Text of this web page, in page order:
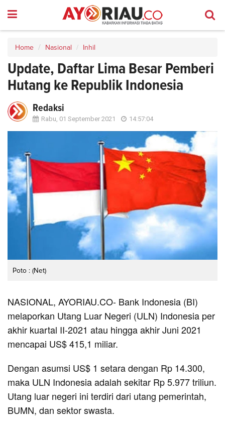
Home Nasional Inhil
Update, Daftar Lima Besar Pemberi
Hutang ke Republik Indonesia
Redaksi
Rabu, 01 September 2021 14:57:04
Poto : (Net)
NASIONAL, AYORIAU.CO- Bank Indonesia (BI)
melaporkan Utang Luar Negeri (ULN) Indonesia per
akhir kuartal II-2021 atau hingga akhir Juni 2021
mencapai US$ 415,1 miliar.
Dengan asumsi US$ 1 setara dengan Rp 14.300,
maka ULN Indonesia adalah sekitar Rp 5.977 triliun.
Utang luar negeri ini terdiri dari utang pemerintah,
BUMN, dan sektor swasta.